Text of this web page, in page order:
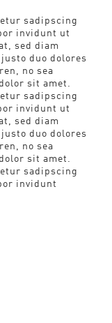
sadipscing
invidunt ut
sed diam
duo dolores
no sea
sit amet.
sadipscing
invidunt ut
sed diam
duo dolores
no sea
sit amet.
sadipscing
invidunt